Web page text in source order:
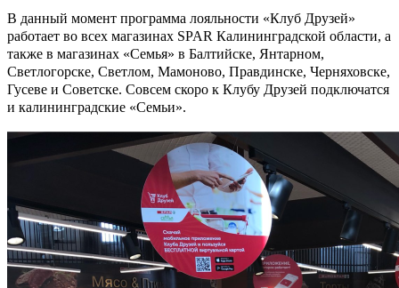
В данный момент программа лояльности «Клуб Друзей»
работает во всех магазинах SPAR Калининградской области, а
также в магазинах «Семья» в Балтийске, Янтарном,
Светлогорске, Светлом, Мамоново, Правдинске, Черняховске,
Гусеве и Советске. Совсем скоро к Клубу Друзей подключатся
и калининградские «Семьи».